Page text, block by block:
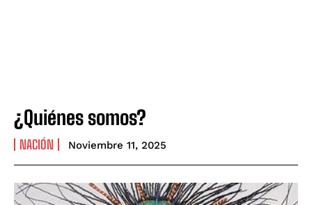
¿Quiénes somos?
NACIÓN Noviembre 11, 2025